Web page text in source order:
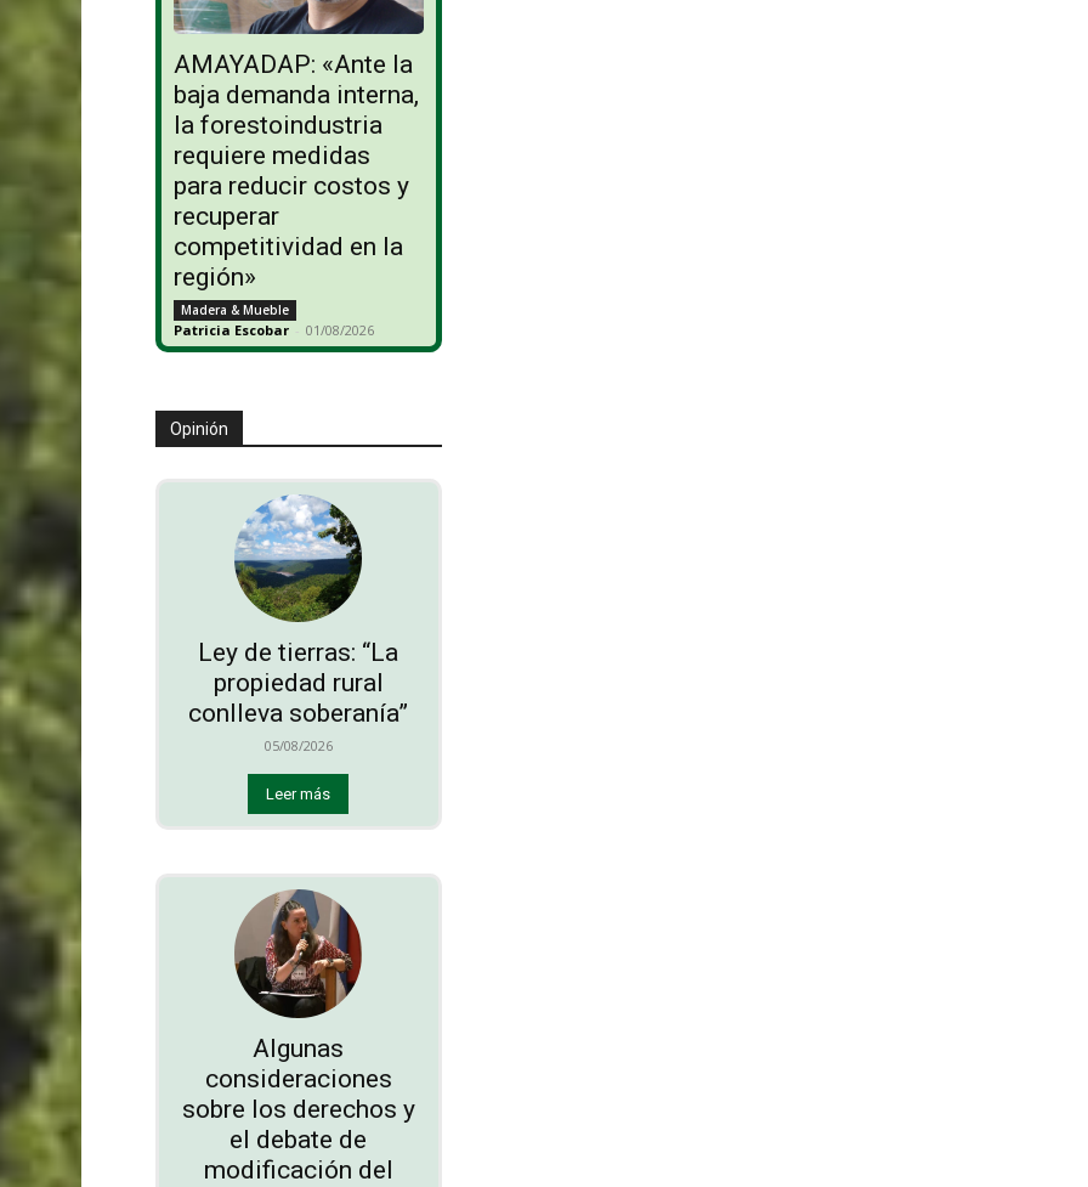
AMAYADAP: «Ante la
baja demanda interna,
la forestoindustria
requiere medidas
para reducir costos y
recuperar
competitividad en la
región»
Madera & Mueble
Patricia Escobar - 01/08/2026
Opinión
Ley de tierras: “La
propiedad rural
conlleva soberanía”
05/08/2026
Leer más
Algunas
consideraciones
sobre los derechos y
el debate de
modificación del